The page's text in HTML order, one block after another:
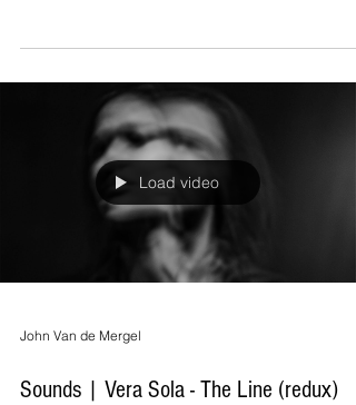
Load video
John Van de Mergel
Sounds | Vera Sola - The Line (redux)